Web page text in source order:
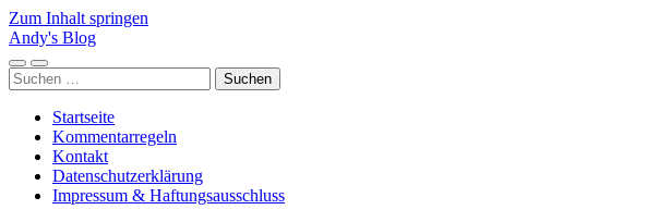
Zum Inhalt springen
Andy's Blog
Mobile-
Menü
Suchfeld
ein-/ausblenden
Suchen
nach:
Startseite
Kommentarregeln
Kontakt
Datenschutzerklärung
Impressum & Haftungsausschluss